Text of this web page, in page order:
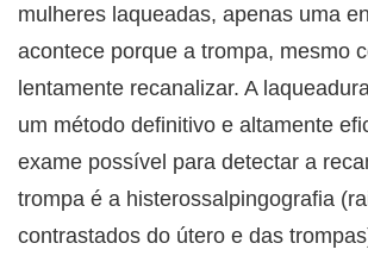
mulheres laqueadas, apenas uma
acontece porque a trompa, mesmo
lentamente recanalizar. A
um método definitivo e altamente
exame possível para detectar a
trompa é a histerossalpingografia
contrastados do útero e das